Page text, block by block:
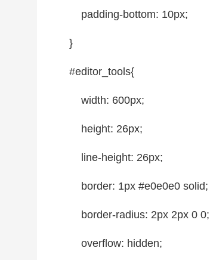
padding-bottom: 10px;
}
#editor _tools{
width: 600px;
height: 26px;
line-height: 26px;
border: 1px #e0e0e0 solid;
border-radius: 2px 2px 0 0;
overflow: hidden;